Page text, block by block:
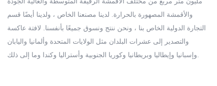
والأقمشة المصهورة بالحرارة. لدينا مصنعنا الخاص ، ولدينا أيضًا قسم
التجارة الدولية الخاص بنا ، ونحن ننتج ونسوق جميعًا بأنفسنا. لافتة عاكسة
والتصدير إلى عشرات البلدان مثل الولايات المتحدة وألمانيا واليابان